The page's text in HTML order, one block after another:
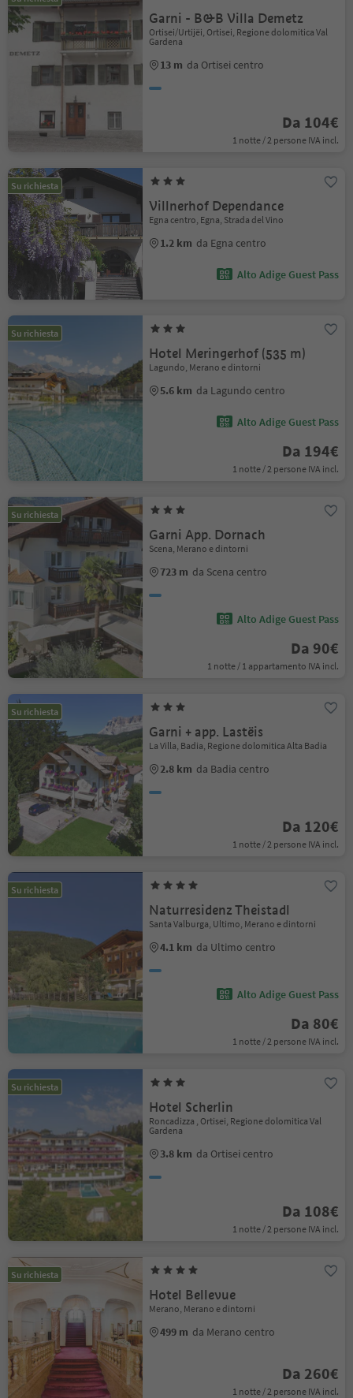
Garni - B&B Villa Demetz
Ortisei/Urtijëi, Ortisei, Regione dolomitica Val
Gardena
13 m da Ortisei centro
Da 104€
1 notte / 2 persone IVA incl.
Su richiesta
Villnerhof Dependance
Egna centro, Egna, Strada del Vino
1.2 km da Egna centro
Alto Adige Guest Pass
Su richiesta
Hotel Meringerhof (535 m)
Lagundo, Merano e dintorni
5.6 km da Lagundo centro
Alto Adige Guest Pass
Da 194€
1 notte / 2 persone IVA incl.
Su richiesta
Garni App. Dornach
Scena, Merano e dintorni
723 m da Scena centro
Alto Adige Guest Pass
Da 90€
1 notte / 1 appartamento IVA incl.
Su richiesta
Garni + app. Lastëis
La Villa, Badia, Regione dolomitica Alta Badia
2.8 km da Badia centro
Da 120€
1 notte / 2 persone IVA incl.
Su richiesta
Naturresidenz Theistadl
Santa Valburga, Ultimo, Merano e dintorni
4.1 km da Ultimo centro
Alto Adige Guest Pass
Da 80€
1 notte / 2 persone IVA incl.
Su richiesta
Hotel Scherlin
Roncadizza , Ortisei, Regione dolomitica Val
Gardena
3.8 km da Ortisei centro
Da 108€
1 notte / 2 persone IVA incl.
Su richiesta
Hotel Bellevue
Merano, Merano e dintorni
499 m da Merano centro
Da 260€
1 notte / 2 persone IVA incl.